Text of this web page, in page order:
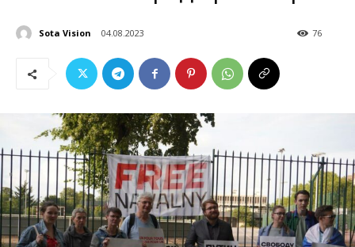
Sota Vision 04.08.2023 76